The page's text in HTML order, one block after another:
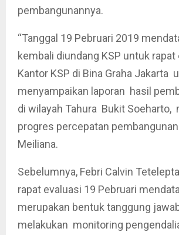
pembangunannya.
“Tanggal 19 Pebruari 2019
kembali diundang KSP untuk rapat
Kantor KSP di Bina Graha Jakarta
menyampaikan laporan hasil
di wilayah Tahura Bukit Soeharto,
progres percepatan
Meiliana.
Sebelumnya, Febri Calvin
rapat evaluasi 19 Pebruari
merupakan bentuk tanggung
melakukan monitoring